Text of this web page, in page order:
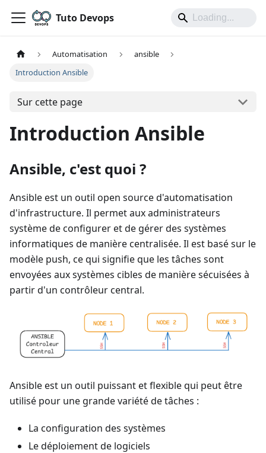
Tuto Devops
Automatisation
ansible
Introduction Ansible
Sur cette page
Introduction Ansible
Ansible, c'est quoi ?
Ansible est un outil open source d'automatisation
d'infrastructure. Il permet aux administrateurs
système de configurer et de gérer des systèmes
informatiques de manière centralisée. Il est basé sur le
modèle push, ce qui signifie que les tâches sont
envoyées aux systèmes cibles de manière sécuisées à
partir d'un contrôleur central.
Ansible est un outil puissant et flexible qui peut être
utilisé pour une grande variété de tâches :
La configuration des systèmes
Le déploiement de logiciels